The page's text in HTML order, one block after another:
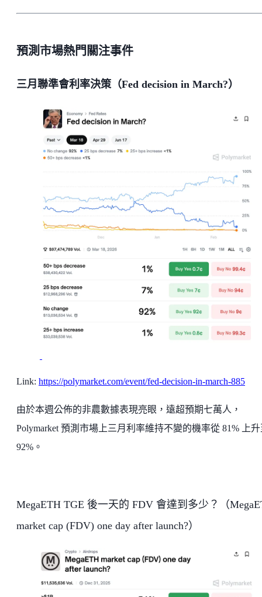
預測市場熱門關注事件
三月聯準會利率決策（Fed decision in March?）
Link: https://polymarket.com/event/fed-decision-in-march-885
由於本週公佈的非農數據表現亮眼，遠超預期七萬人，
Polymarket 預測市場上三月利率維持不變的機率從 81% 上
92%。
MegaETH TGE 後一天的 FDV 會達到多少？（
market cap (FDV) one day after launch?）